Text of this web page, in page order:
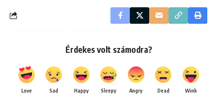
Érdekes volt számodra?
Love Sad Happy Sleepy Angry Dead Wink